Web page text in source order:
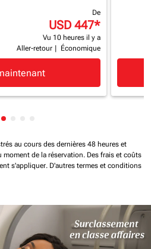
De
USD 447*
Vu 10 heures il y a
Aller-retour
Économique
Affichage de cmp-pagination-
au cours des dernières 48 heures et
moment de la réservation. Des frais et coûts
s'appliquer. D'autres termes et conditions